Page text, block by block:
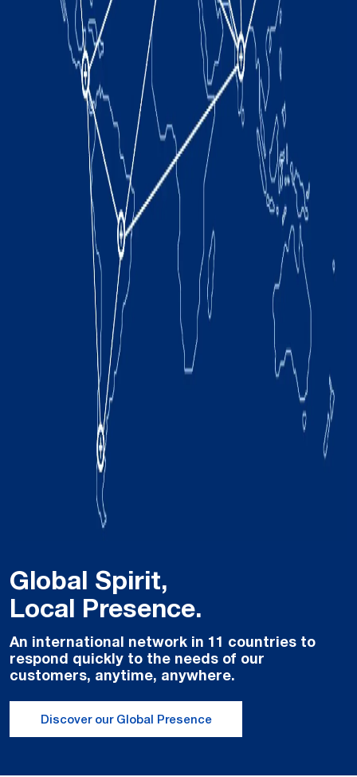
Global Spirit,
Local Presence.
An international network in 11 countries to
respond quickly to the needs of our
customers, anytime, anywhere.
Discover our Global Presence